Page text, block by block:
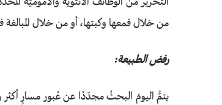
من خلال قمعها وكبتها، أو من خلال المبالغة
رفض الطبيعة:
يتمُّ اليومَ البحثُ مجدّدًا عن عُبور مسارٍ أكثر